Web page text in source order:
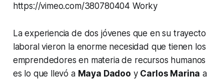
https://vimeo.com/380780404 Worky
La experiencia de dos jóvenes que en su trayecto
laboral vieron la enorme necesidad que tienen los
emprendedores en materia de recursos humanos
es lo que llevó a Maya Dadoo y Carlos Marina a